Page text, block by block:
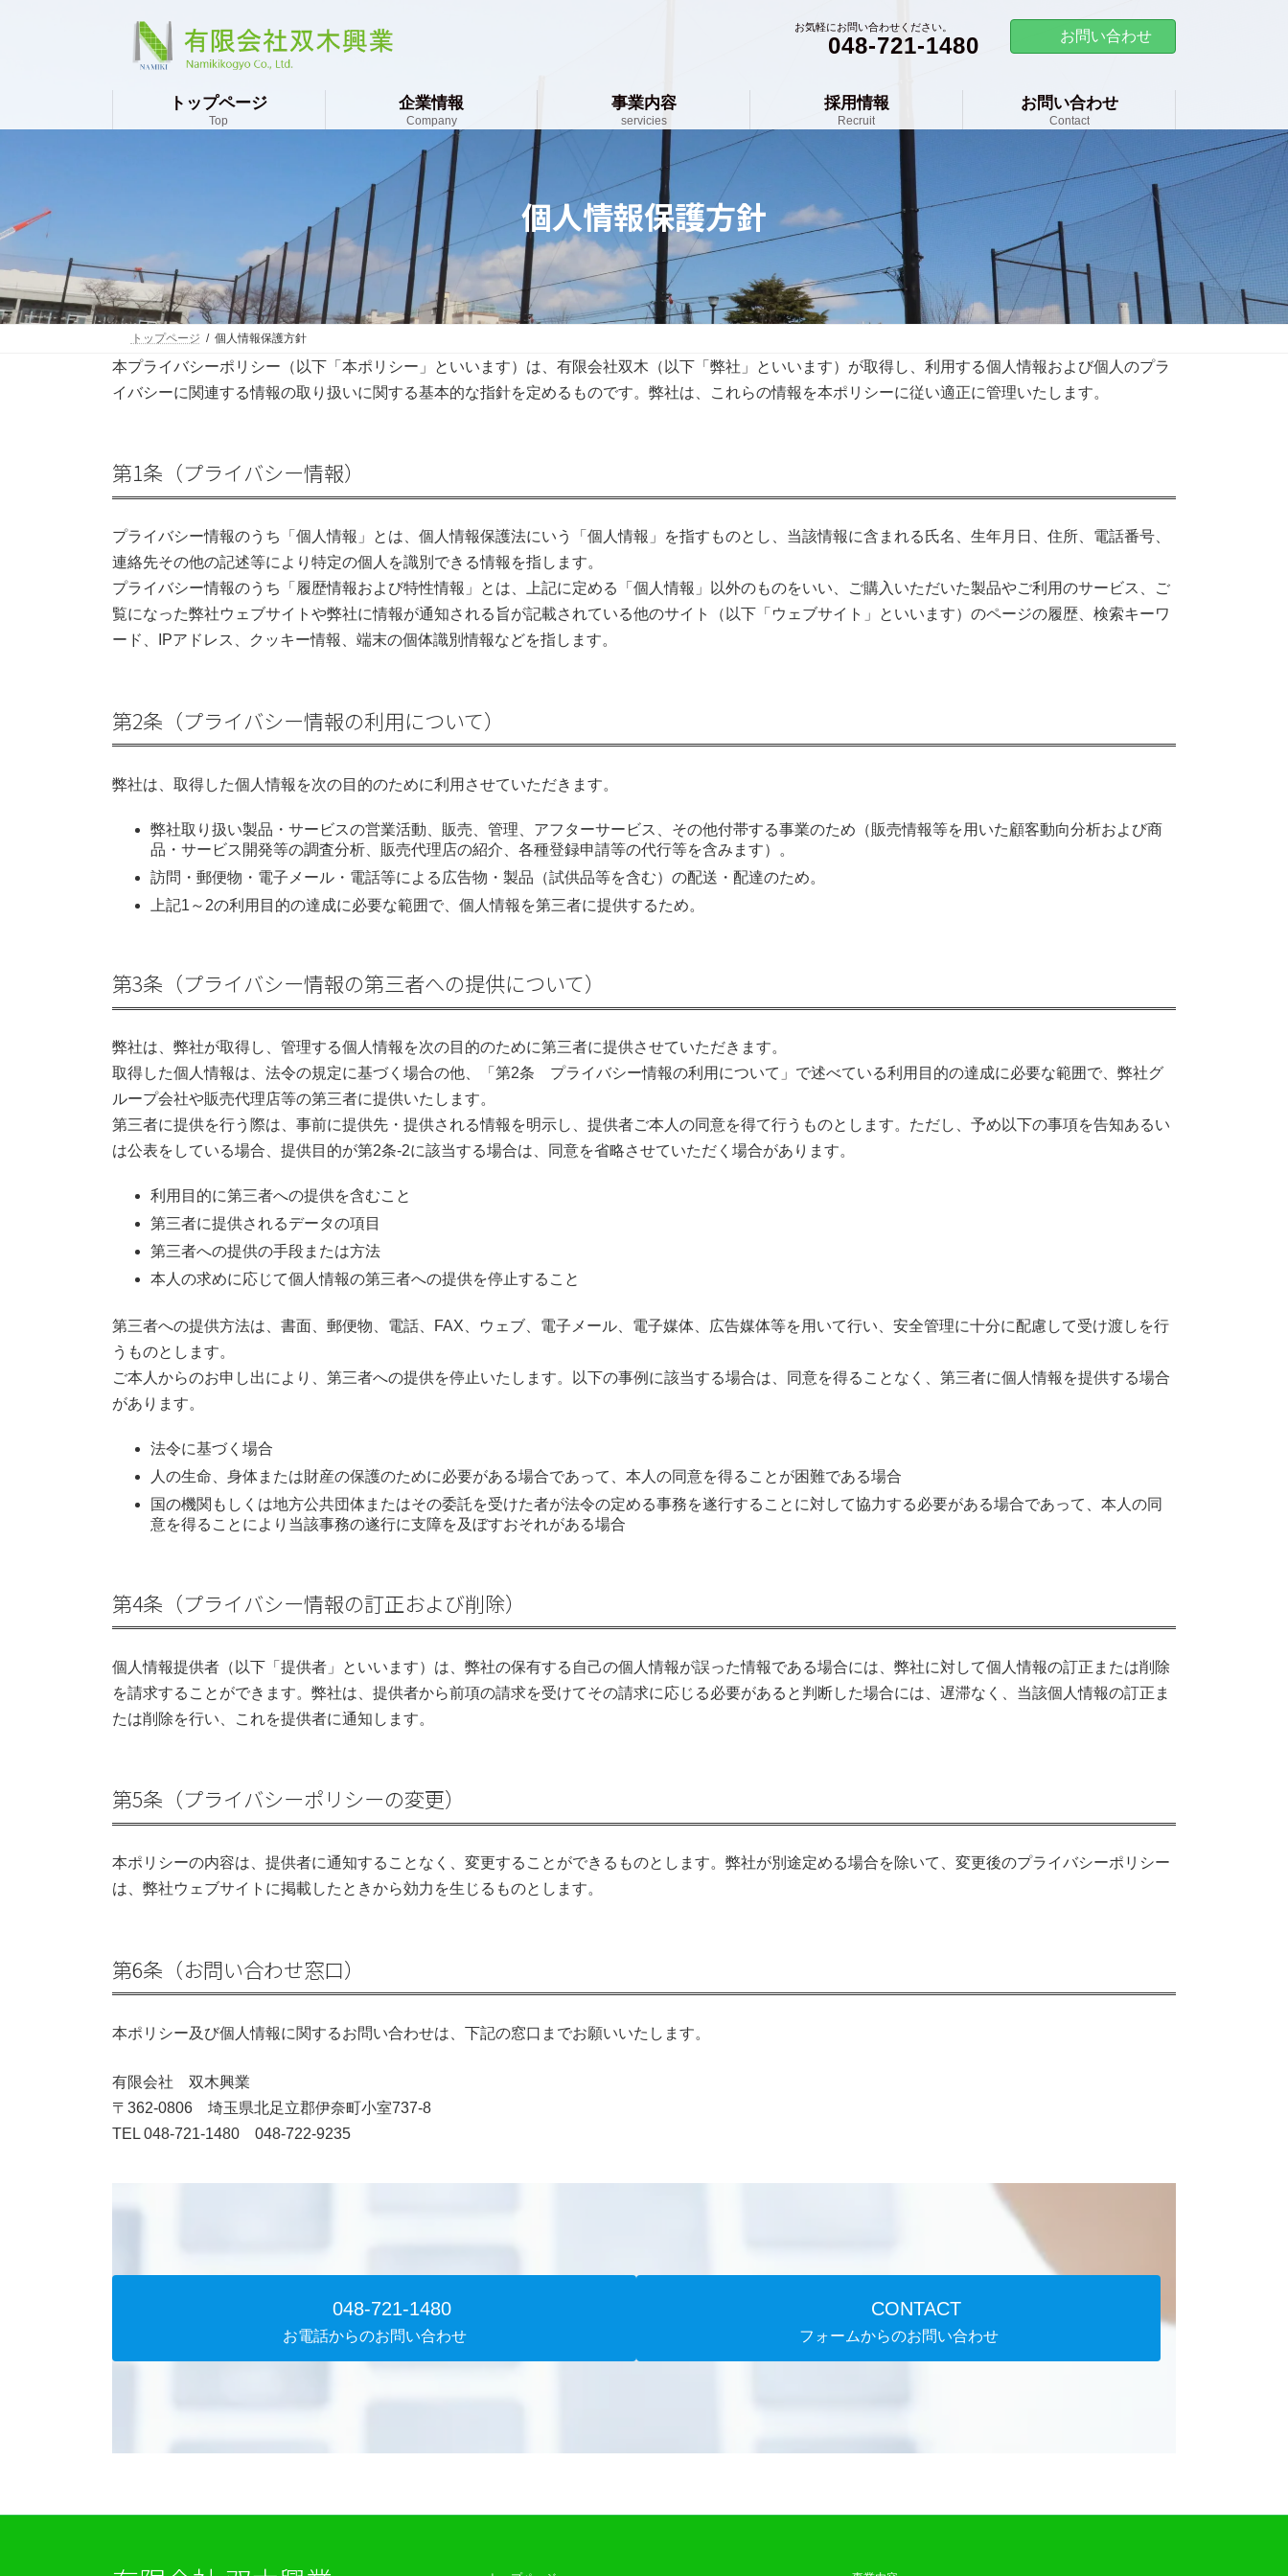
ス
ン
お気軽にお問い合わせください。
048-721-1480 お問い合わせ
トップページ
Top
企業情報
Company
事業内容
servicies
採用情報
Recruit
お問い合わせ
Contact
個人情報保護方針
トップページ 個人情報保護方針
本プライバシーポリシー（以下「本ポリシー」といいます）は、有限会社双木（以下「弊社」といいます）が取得し、利用する個人情報および個人のプラ
イバシーに関連する情報の取り扱いに関する基本的な指針を定めるものです。弊社は、これらの情報を本ポリシーに従い適正に管理いたします。
第1条（プライバシー情報）
プライバシー情報のうち「個人情報」とは、個人情報保護法にいう「個人情報」を指すものとし、当該情報に含まれる氏名、生年月日、住所、電話番号、
連絡先その他の記述等により特定の個人を識別できる情報を指します。
プライバシー情報のうち「履歴情報および特性情報」とは、上記に定める「個人情報」以外のものをいい、ご購入いただいた製品やご利用のサービス、ご
覧になった弊社ウェブサイトや弊社に情報が通知される旨が記載されている他のサイト（以下「ウェブサイト」といいます）のページの履歴、検索キーワ
ード、IPアドレス、クッキー情報、端末の個体識別情報などを指します。
第2条（プライバシー情報の利用について）
弊社は、取得した個人情報を次の目的のために利用させていただきます。
弊社取り扱い製品・サービスの営業活動、販売、管理、アフターサービス、その他付帯する事業のため（販売情報等を用いた顧客動向分析および商
品・サービス開発等の調査分析、販売代理店の紹介、各種登録申請等の代行等を含みます）。
訪問・郵便物・電子メール・電話等による広告物・製品（試供品等を含む）の配送・配達のため。
上記1～2の利用目的の達成に必要な範囲で、個人情報を第三者に提供するため。
第3条（プライバシー情報の第三者への提供について）
弊社は、弊社が取得し、管理する個人情報を次の目的のために第三者に提供させていただきます。
取得した個人情報は、法令の規定に基づく場合の他、「第2条 プライバシー情報の利用について」で述べている利用目的の達成に必要な範囲で、弊社グ
ループ会社や販売代理店等の第三者に提供いたします。
第三者に提供を行う際は、事前に提供先・提供される情報を明示し、提供者ご本人の同意を得て行うものとします。ただし、予め以下の事項を告知あるい
は公表をしている場合、提供目的が第2条-2に該当する場合は、同意を省略させていただく場合があります。
利用目的に第三者への提供を含むこと
第三者に提供されるデータの項目
第三者への提供の手段または方法
本人の求めに応じて個人情報の第三者への提供を停止すること
第三者への提供方法は、書面、郵便物、電話、FAX、ウェブ、電子メール、電子媒体、広告媒体等を用いて行い、安全管理に十分に配慮して受け渡しを行
うものとします。
ご本人からのお申し出により、第三者への提供を停止いたします。以下の事例に該当する場合は、同意を得ることなく、第三者に個人情報を提供する場合
があります。
法令に基づく場合
人の生命、身体または財産の保護のために必要がある場合であって、本人の同意を得ることが困難である場合
国の機関もしくは地方公共団体またはその委託を受けた者が法令の定める事務を遂行することに対して協力する必要がある場合であって、本人の同
意を得ることにより当該事務の遂行に支障を及ぼすおそれがある場合
第4条（プライバシー情報の訂正および削除）
個人情報提供者（以下「提供者」といいます）は、弊社の保有する自己の個人情報が誤った情報である場合には、弊社に対して個人情報の訂正または削除
を請求することができます。弊社は、提供者から前項の請求を受けてその請求に応じる必要があると判断した場合には、遅滞なく、当該個人情報の訂正ま
たは削除を行い、これを提供者に通知します。
第5条（プライバシーポリシーの変更）
本ポリシーの内容は、提供者に通知することなく、変更することができるものとします。弊社が別途定める場合を除いて、変更後のプライバシーポリシー
は、弊社ウェブサイトに掲載したときから効力を生じるものとします。
第6条（お問い合わせ窓口）
本ポリシー及び個人情報に関するお問い合わせは、下記の窓口までお願いいたします。
有限会社 双木興業
〒362-0806 埼玉県北足立郡伊奈町小室737-8
TEL 048-721-1480 048-722-9235
048-721-1480
お電話からのお問い合わせ
CONTACT
フォームからのお問い合わせ